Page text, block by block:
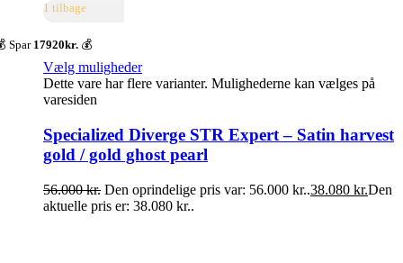
1 tilbage
Spar 17920kr.💰
Vælg muligheder
Dette vare har flere varianter. Mulighederne kan vælges på
varesiden
Specialized Diverge STR Expert – Satin harvest
gold / gold ghost pearl
56.000kr. Den oprindelige pris var: 56.000 kr..38.080 kr.Den
aktuelle pris er: 38.080 kr..